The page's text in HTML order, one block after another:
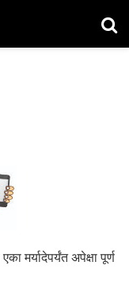
मर्यादेपर्यंत अपेक्षा पूर्ण